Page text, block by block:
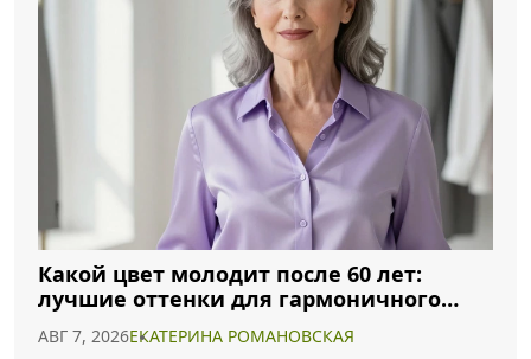
Какой цвет молодит после 60 лет:
лучшие оттенки для гармоничного
образа
АВГ 7, 2026ЕКАТЕРИНА РОМАНОВСКАЯ